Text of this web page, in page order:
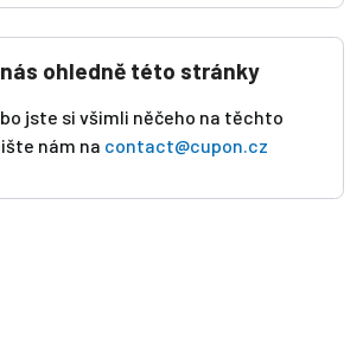
ohledně této stránky
jste si všimli něčeho na těchto
nám na contact@cupon.cz